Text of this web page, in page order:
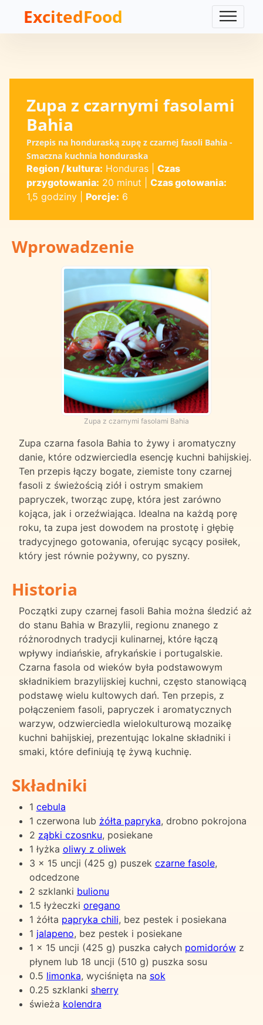
ExcitedFood
Zupa z czarnymi fasolami
Bahia
Przepis na honduraską zupę z czarnej fasoli Bahia -
Smaczna kuchnia honduraska
Region / kultura: Honduras| Czas
przygotowania: 20 minut
Czas gotowania:
1,5 godziny| Porcje: 6
Wprowadzenie
Zupa z czarnymi fasolami Bahia
Zupa czarna fasola Bahia to żywy i aromatyczny
danie, które odzwierciedla esencję kuchni bahijskiej.
Ten przepis łączy bogate, ziemiste tony czarnej
fasoli z świeżością ziół i ostrym smakiem
papryczek, tworząc zupę, która jest zarówno
kojąca, jak i orzeźwiająca. Idealna na każdą porę
roku, ta zupa jest dowodem na prostotę i głębię
tradycyjnego gotowania, oferując sycący posiłek,
który jest równie pożywny, co pyszny.
Historia
Początki zupy czarnej fasoli Bahia można śledzić aż
do stanu Bahia w Brazylii, regionu znanego z
różnorodnych tradycji kulinarnej, które łączą
wpływy indiańskie, afrykańskie i portugalskie.
Czarna fasola od wieków była podstawowym
składnikiem brazylijskiej kuchni, często stanowiącą
podstawę wielu kultowych dań. Ten przepis, z
połączeniem fasoli, papryczek i aromatycznych
warzyw, odzwierciedla wielokulturową mozaikę
kuchni bahijskiej, prezentując lokalne składniki i
smaki, które definiują tę żywą kuchnię.
Składniki
1 cebula
1 czerwona lub żółta papryka, drobno pokrojona
2 ząbki czosnku, posiekane
1 łyżka oliwy z oliwek
3 x 15 uncji (425 g) puszek czarne fasole,
odcedzone
2 szklanki bulionu
1.5 łyżeczki oregano
1 żółta papryka chili, bez pestek i posiekana
1 jalapeno, bez pestek i posiekane
1 x 15 uncji (425 g) puszka całych pomidorówz
płynem lub 18 uncji (510 g) puszka sosu
0.5 limonka, wyciśnięta na sok
0.25 szklanki sherry
świeża kolendra